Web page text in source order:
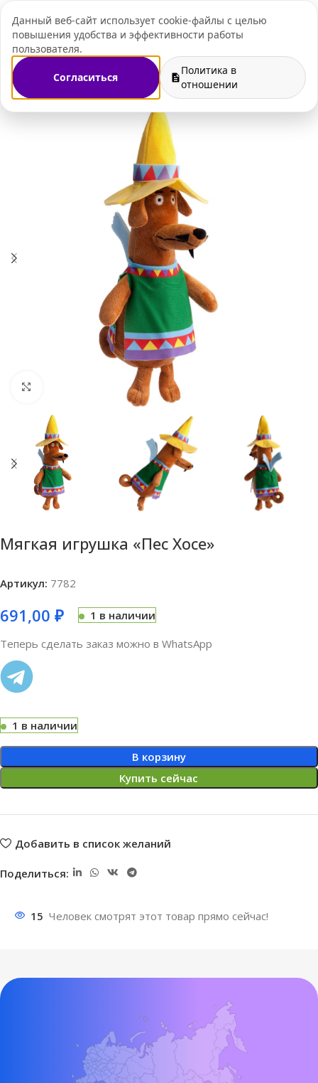
Данный веб-сайт использует cookie-файлы с целью
повышения удобства и эффективности работы
пользователя.
Согласиться
Политика в
отношении
+7 (495) 109-07-
продукция для дома Игрушки с нанесением логотипа
Нажмите, чтобы увеличить
Мягкая игрушка «Пес Хосе»
Артикул: 7782
691,00 ₽
1 в наличии
Теперь сделать заказ можно в WhatsApp
1 в наличии
В корзину
Купить сейчас
Добавить в список желаний
Поделиться:
15 Человек смотрят этот товар прямо сейчас!